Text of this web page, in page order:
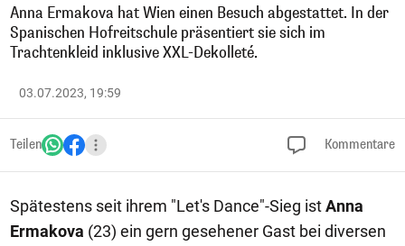
Anna Ermakova hat Wien einen Besuch abgestattet. In der
Spanischen Hofreitschule präsentiert sie sich im
Trachtenkleid inklusive XXL-Dekolleté.
03.07.2023, 19:59
Teilen Kommentare
Spätestens seit ihrem "Let's Dance"-Sieg istAnna
Ermakova (23) ein gern gesehener Gast bei diversen